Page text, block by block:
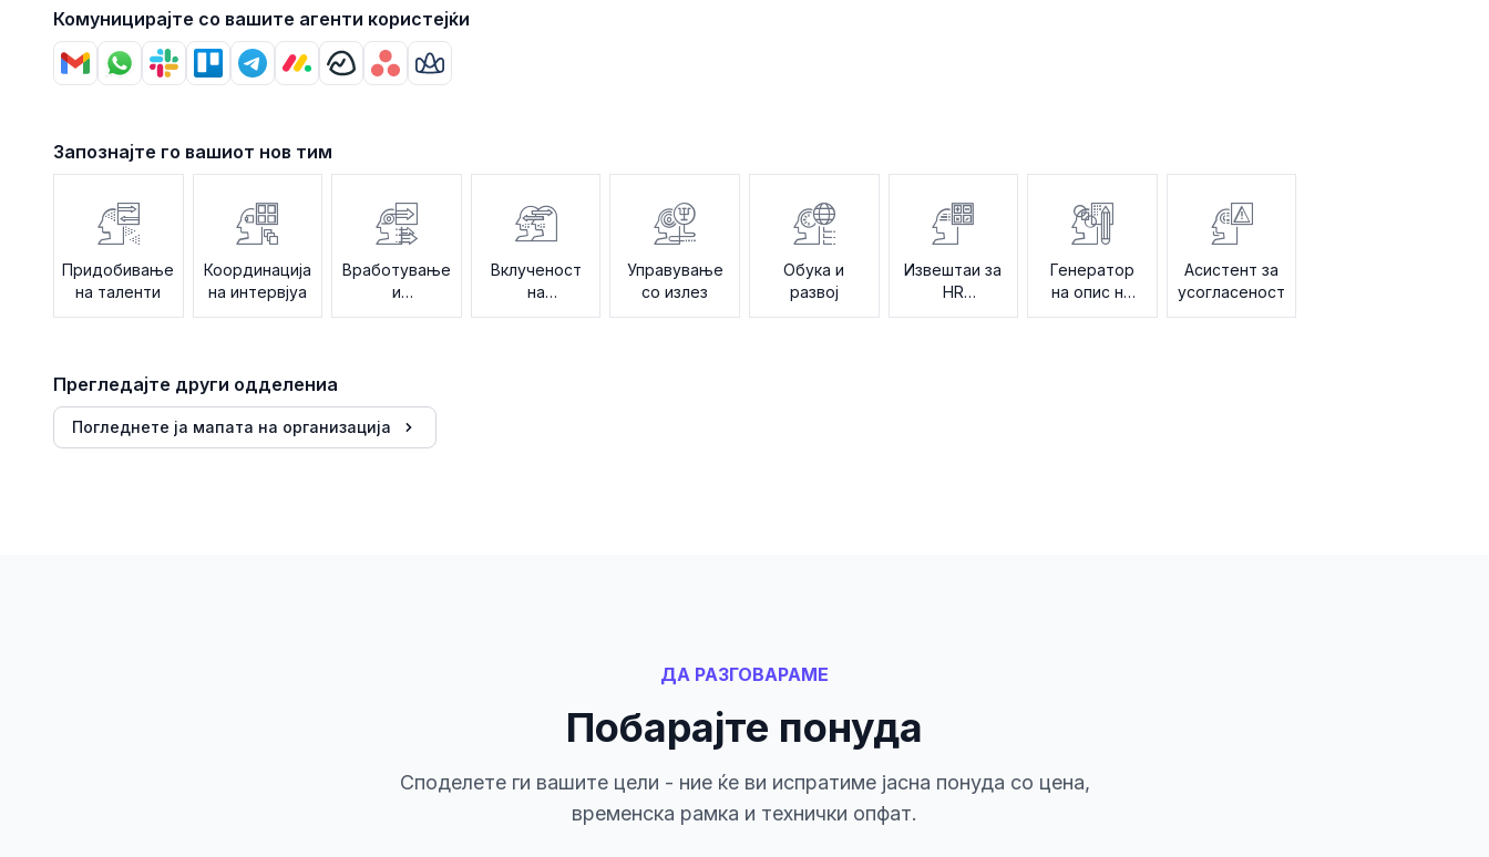
Комуницирајте со вашите агенти користејќи
Запознајте го вашиот нов тим
Придобивање
на таленти
Координација
на интервјуа
Вработување
и
интегрирање
Вклученост
на
вработените
Управување
со излез
Обука и
развој
Извештаи за
HR
податоци
Генератор
на опис на
работни
Асистент за
усогласеност
Прегледајте други одделениа
Погледнете ја мапата на организација
ДА РАЗГОВАРАМЕ
Побарајте понуда
Споделете ги вашите цели - ние ќе ви испратиме јасна понуда со цена,
временска рамка и технички опфат.